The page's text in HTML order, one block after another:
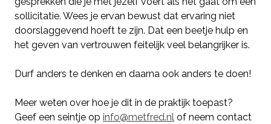
sollicitatie. Wees je ervan bewust dat ervaring niet
doorslaggevend hoeft te zijn. Dat een beetje hulp en
het geven van vertrouwen feitelijk veel belangrijker is.
Durf anders te denken en daarna ook anders te doen!
Meer weten over hoe je dit in de praktijk toepast?
Geef een seintje op info@metfred.nl of neem contact